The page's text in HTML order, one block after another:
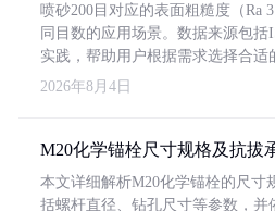
喷砂200目对应的表面粗糙度（Ra
同目数的应用场景。数据来源包括
实践，帮助用户根据需求选择合适
2026年8月4日
M20化学锚栓尺寸规格及抗拔
本文详细解析M20化学锚栓的尺寸
括螺杆直径、钻孔尺寸等参数，并